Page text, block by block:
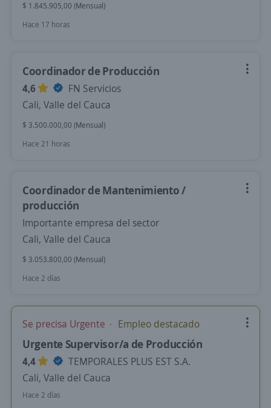
$ 1.845.905,00 (Mensual)
Hace 17 horas
Coordinador de Producción
4,6
FN Servicios
Cali, Valle del Cauca
$ 3.500.000,00 (Mensual)
Hace 21 horas
Coordinador de Mantenimiento /
producción
Importante empresa del sector
Cali, Valle del Cauca
$ 3.053.800,00 (Mensual)
Hace 2 días
Se precisa Urgente Empleo destacado
Urgente Supervisor/a de Producción
4,4
TEMPORALES PLUS EST S.A.
Cali, Valle del Cauca
Hace 2 días